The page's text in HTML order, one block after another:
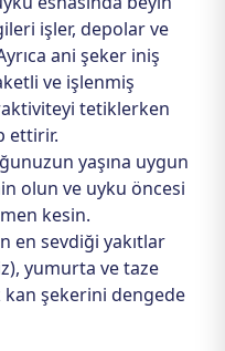
işler, depolar ve
ani şeker iniş
ve işlenmiş
tetiklerken
ettirir.
yaşına uygun
olun ve uyku öncesi
kesin.
en sevdiği yakıtlar
yumurta ve taze
kan şekerini dengede